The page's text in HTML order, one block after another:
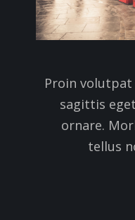
Proin
sagittis
ornare.
tellus